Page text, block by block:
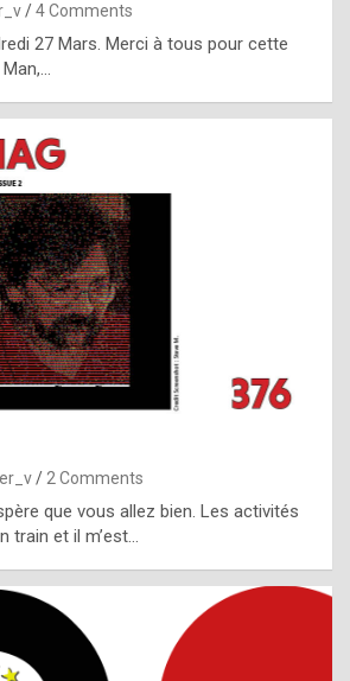
p
l
c
h
i
s
t
o
r
p
e
c
i
l
4 Comments
27 Mars. Merci à tous pour cette
2 Comments
que vous allez bien. Les activités
train et il m’est…